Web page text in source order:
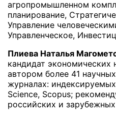
агропромышленном
планирование,
Управление
Управленческое,
Плиева Наталья
кандидат экономических
автором более 41
журналах:
Science, Scopus;
российских и